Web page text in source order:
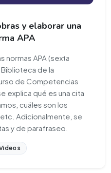
y elaborar una
APA
normas APA (sexta
de la
de Competencias
explica qué es una cita
cuáles son los
Adicionalmente, se
y de parafraseo.